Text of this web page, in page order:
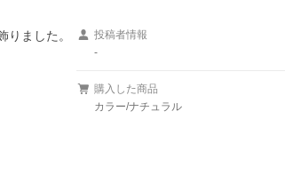
ました。
投稿者情報
-
購入した商品
カラー/ナチュラル